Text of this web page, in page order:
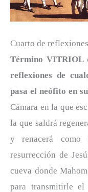
Cuarto de
Término VITRIOL
reflexiones de
pasa el neófito en
Cámara en la que
la que saldrá
y renacerá como
resurrección de
cueva donde
para transmitirle